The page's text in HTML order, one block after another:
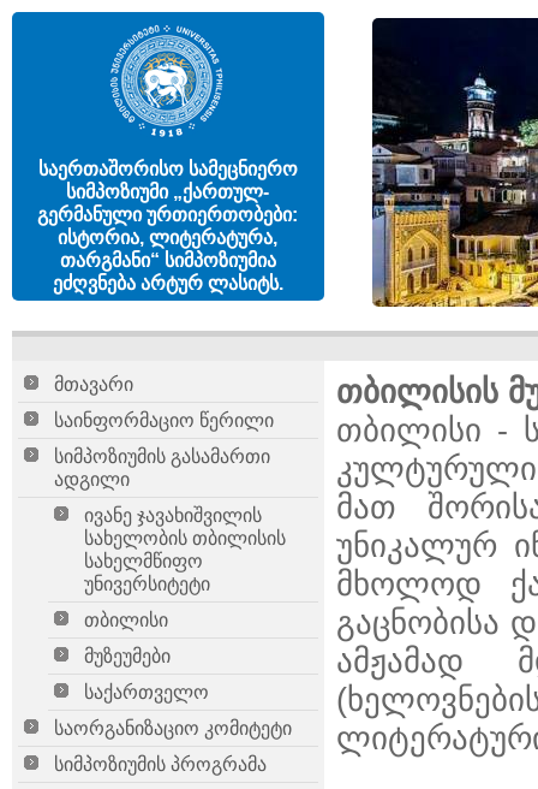
საერთაშორისო სამეცნიერო
სიმპოზიუმი „ქართულ-
გერმანული ურთიერთობები:
ისტორია, ლიტერატურა,
თარგმანი“ სიმპოზიუმია
ეძღვნება არტურ ლასიტს.
მთავარი
საინფორმაციო წერილი
სიმპოზიუმის გასამართი
ადგილი
ივანე ჯავახიშვილის
სახელობის თბილისის
სახელმწიფო
უნივერსიტეტი
თბილისი
მუზეუმები
საქართველო
საორგანიზაციო კომიტეტი
სიმპოზიუმის პროგრამა
თბილისის
თბილისი -
კულტურული
მათ
უნიკალურ
მხოლოდ
გაცნობისა
ამჟამად